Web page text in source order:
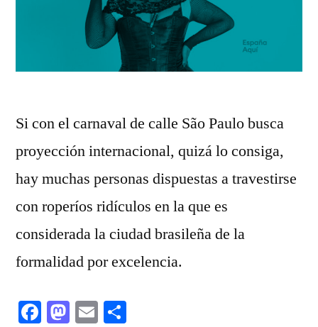
Si con el carnaval de calle São Paulo busca
proyección internacional, quizá lo consiga,
hay muchas personas dispuestas a travestirse
con roperíos ridículos en la que es
considerada la ciudad brasileña de la
formalidad por excelencia.
Facebook
Mastodon
Email